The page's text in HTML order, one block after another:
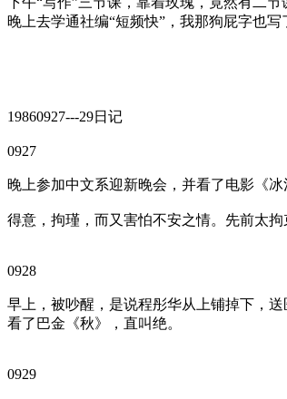
晚上去学通社编“短频快”，我那狗屁字也写
19860927---29日记
0927
晚上参加中文系迎新晚会，并看了电影《
得意，拘瑾，而又害怕不安之情。先前太
0928
早上，被吵醒，是说程彤华从上铺掉下，
看了巴金《秋》，直叫绝。
0929